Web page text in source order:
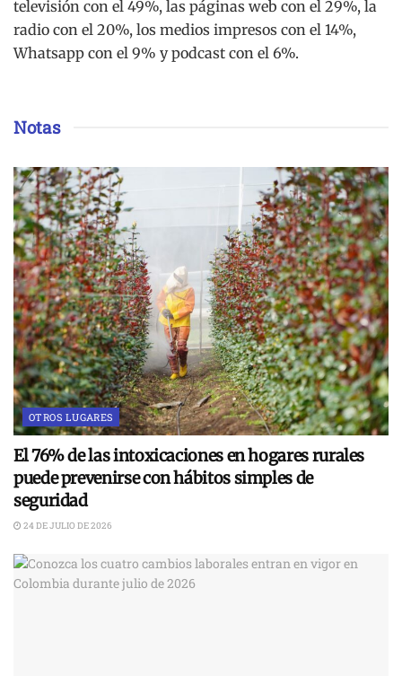
televisión con el 49%, las páginas web con el 29%, la
radio con el 20%, los medios impresos con el 14%,
Whatsapp con el 9% y podcast con el 6%.
Notas
OTROS LUGARES
El 76% de las intoxicaciones en hogares rurales
puede prevenirse con hábitos simples de
seguridad
24 DE JULIO DE 2026